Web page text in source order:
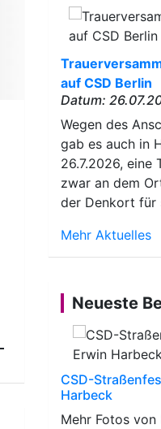
auf CSD Berlin
Datum:
Wegen des
gab es auch in
26.7.2026, eine
zwar an dem
der Denkort für
Mehr Aktuelles
Neueste
CSD-
Harbeck
Mehr Fotos